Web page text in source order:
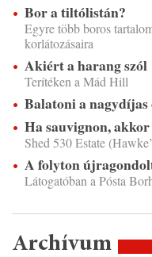
Bor a tiltólistán?
Egyre több boros
korlátozásaira
Akiért a harang szól
Terítéken a Mád Hill
Balatoni a
Ha sauvignon,
Shed 530 Estate
A folyton
Látogatóban a Pósta
Archívum